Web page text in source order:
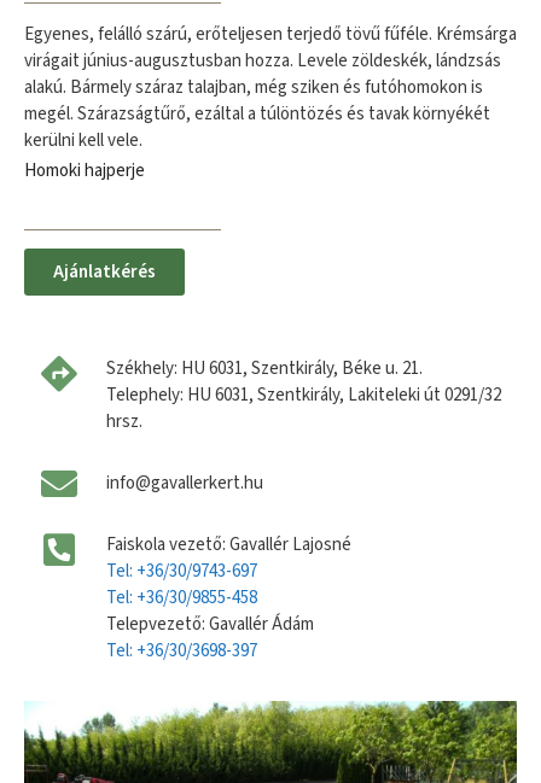
Egyenes, felálló szárú, erőteljesen terjedő tövű fűféle. Krémsárga
virágait június-augusztusban hozza. Levele zöldeskék, lándzsás
alakú. Bármely száraz talajban, még sziken és futóhomokon is
megél. Szárazságtűrő, ezáltal a túlöntözés és tavak környékét
kerülni kell vele.
Homoki hajperje
Ajánlatkérés
Székhely: HU 6031, Szentkirály, Béke u. 21.
Telephely: HU 6031, Szentkirály, Lakiteleki út 0291/32
hrsz.
info@gavallerkert.hu
Faiskola vezető: Gavallér Lajosné
Tel: +36/30/9743-697
Tel: +36/30/9855-458
Telepvezető: Gavallér Ádám
Tel: +36/30/3698-397